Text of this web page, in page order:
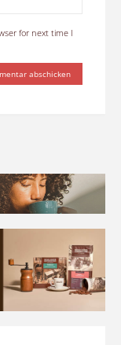
for next time I